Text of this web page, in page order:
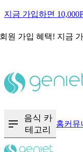
지금 가입하면
원 가입 혜택! 지금
음식 카
테고리
홈커뮤